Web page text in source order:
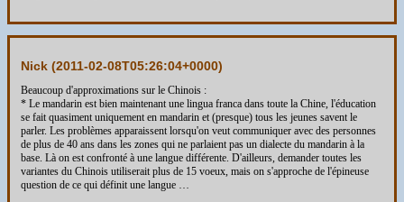
Nick (2011-02-08T05:26:04+0000)
Beaucoup d'approximations sur le Chinois :
* Le mandarin est bien maintenant une lingua franca dans toute la Chine, l'éducation
se fait quasiment uniquement en mandarin et (presque) tous les jeunes savent le
parler. Les problèmes apparaissent lorsqu'on veut communiquer avec des personnes
de plus de 40 ans dans les zones qui ne parlaient pas un dialecte du mandarin à la
base. Là on est confronté à une langue différente. D'ailleurs, demander toutes les
variantes du Chinois utiliserait plus de 15 voeux, mais on s'approche de l'épineuse
question de ce qui définit une langue …